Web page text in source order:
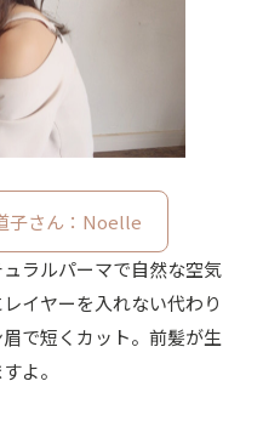
子さん：Noelle
ラルパーマで自然な空気
イヤーを入れない代わり
で短くカット。前髪が生
よ。